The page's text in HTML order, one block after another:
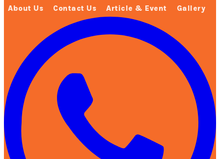
About Us Contact Us Article & Event Gallery